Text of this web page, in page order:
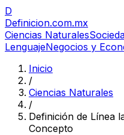
D
Definicion.com.mx
Ciencias Naturales
LenguajeNegocios y
Inicio
/
Ciencias Naturales
/
Definición de Línea
Concepto